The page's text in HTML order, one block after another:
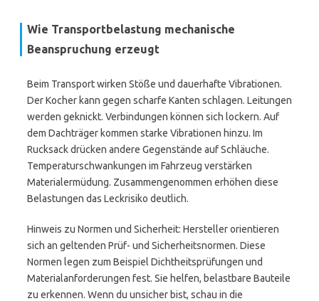
Wie Transportbelastung mechanische
Beanspruchung erzeugt
Beim Transport wirken Stöße und dauerhafte Vibrationen.
Der Kocher kann gegen scharfe Kanten schlagen. Leitungen
werden geknickt. Verbindungen können sich lockern. Auf
dem Dachträger kommen starke Vibrationen hinzu. Im
Rucksack drücken andere Gegenstände auf Schläuche.
Temperaturschwankungen im Fahrzeug verstärken
Materialermüdung. Zusammengenommen erhöhen diese
Belastungen das Leckrisiko deutlich.
Hinweis zu Normen und Sicherheit: Hersteller orientieren
sich an geltenden Prüf- und Sicherheitsnormen. Diese
Normen legen zum Beispiel Dichtheitsprüfungen und
Materialanforderungen fest. Sie helfen, belastbare Bauteile
zu erkennen. Wenn du unsicher bist, schau in die